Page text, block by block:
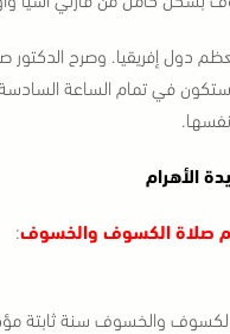
دول إفريقيا‏.‏ وصرح الدكتور
نفسها‏.
الأهرام
صلاة الكسوف والخسوف:
والخسوف سنة ثابتة